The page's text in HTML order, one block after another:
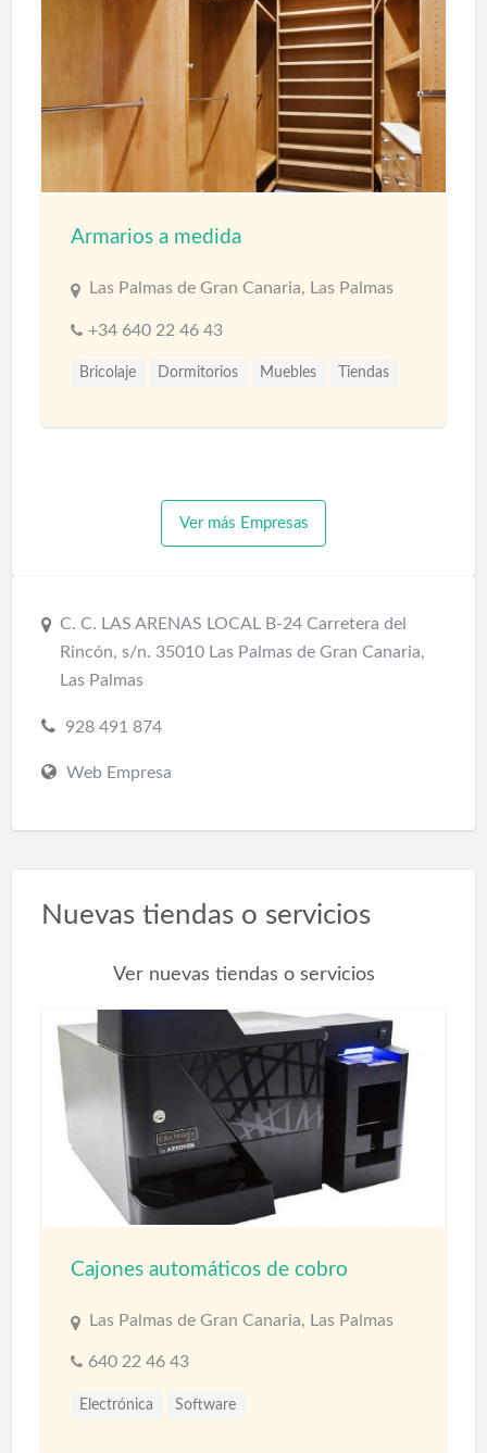
Armarios a medida
Las Palmas de Gran Canaria, Las Palmas
+34 640 22 46 43
Bricolaje Dormitorios Muebles Tiendas
Ver más Empresas
C. C. LAS ARENAS LOCAL B-24 Carretera del
Rincón, s/n. 35010 Las Palmas de Gran Canaria,
Las Palmas
928 491 874
Web Empresa
Nuevas tiendas o servicios
Ver nuevas tiendas o servicios
Cajones automáticos de cobro
Las Palmas de Gran Canaria, Las Palmas
640 22 46 43
Electrónica Software